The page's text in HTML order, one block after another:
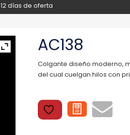
12 días de oferta
AC138
Colgante diseño moderno,
del cual cuelgan hilos con